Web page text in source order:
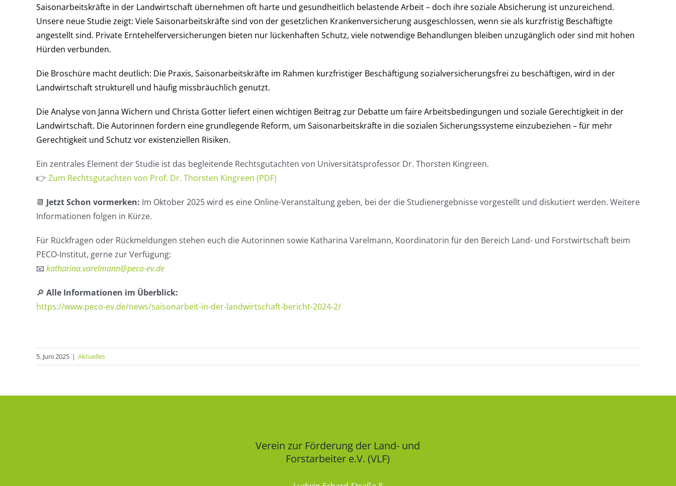
Saisonarbeitskräfte in der Landwirtschaft übernehmen oft harte und gesundheitlich belastende Arbeit – doch ihre soziale Absicherung ist unzureichend.
Unsere neue Studie zeigt: Viele Saisonarbeitskräfte sind von der gesetzlichen Krankenversicherung ausgeschlossen, wenn sie als kurzfristig Beschäftigte
angestellt sind. Private Erntehelferversicherungen bieten nur lückenhaften Schutz, viele notwendige Behandlungen bleiben unzugänglich oder sind mit hohen
Hürden verbunden.
Die Broschüre macht deutlich: Die Praxis, Saisonarbeitskräfte im Rahmen kurzfristiger Beschäftigung sozialversicherungsfrei zu beschäftigen, wird in der
Landwirtschaft strukturell und häufig missbräuchlich genutzt.
Die Analyse von Janna Wichern und Christa Gotter liefert einen wichtigen Beitrag zur Debatte um faire Arbeitsbedingungen und soziale Gerechtigkeit in der
Landwirtschaft. Die Autorinnen fordern eine grundlegende Reform, um Saisonarbeitskräfte in die sozialen Sicherungssysteme einzubeziehen – für mehr
Gerechtigkeit und Schutz vor existenziellen Risiken.
Ein zentrales Element der Studie ist das begleitende Rechtsgutachten von Universitätsprofessor Dr. Thorsten Kingreen.
👉 Zum Rechtsgutachten von Prof. Dr. Thorsten Kingreen (PDF)
📆 Jetzt Schon vormerken: Im Oktober 2025 wird es eine Online-Veranstaltung geben, bei der die Studienergebnisse vorgestellt und diskutiert werden. Weitere
Informationen folgen in Kürze.
Für Rückfragen oder Rückmeldungen stehen euch die Autorinnen sowie Katharina Varelmann, Koordinatorin für den Bereich Land- und Forstwirtschaft beim
PECO-Institut, gerne zur Verfügung:
📧 katharina.varelmann@peco-ev.de
🔎 Alle Informationen im Überblick:
https://www.peco-ev.de/news/saisonarbeit-in-der-landwirtschaft-bericht-2024-2/
5. Juni 2025 | Aktuelles
Verein zur Förderung der Land- und
Forstarbeiter e.V. (VLF)